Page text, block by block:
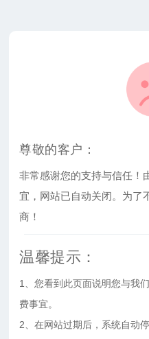
尊敬的客户：
非常感谢您的支持与信任！
宜，网站已自动关闭。为了
商！
温馨提示：
1、您看到此页面说明您与我
费事宜。
2、在网站过期后，系统自动